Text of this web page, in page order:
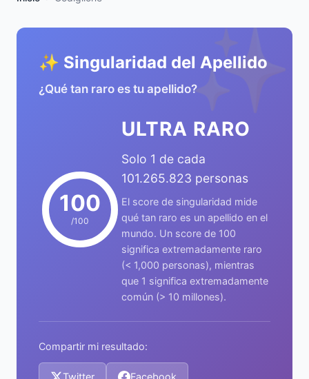
✨
✨ Singularidad del Apellido
¿Qué tan raro es tu apellido?
100
/100
ULTRA RARO
Solo 1 de cada
101.265.823 personas
El score de singularidad mide
qué tan raro es un apellido en el
mundo. Un score de 100
significa extremadamente raro
(< 1,000 personas), mientras
que 1 significa extremadamente
común (> 10 millones).
Compartir mi resultado:
Twitter Facebook